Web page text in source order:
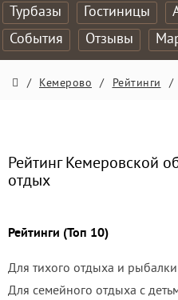
Турбазы Гостиницы
События
Отзывы
/ Кемерово / Рейтинги /
Рейтинг Кемеровской
отдых
Рейтинги (Топ 10)
Для тихого отдыха и
Для семейного отдыха с